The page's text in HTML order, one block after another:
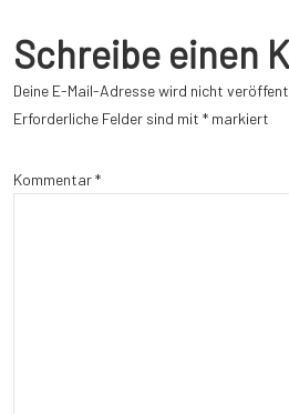
Schreibe einen
Deine E-Mail-Adresse wird nicht
Erforderliche Felder sind mit * markiert
Kommentar*